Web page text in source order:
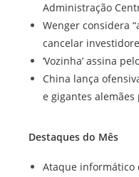
Administração
Wenger considera
cancelar
‘Vozinha’ assina
China lança
e gigantes
Destaques do Mês
Ataque informático